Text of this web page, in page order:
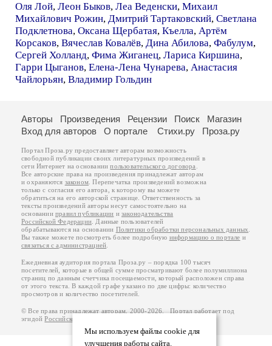
Оля Лой, Леон Быков, Леа Веденски, Михаил
Михайлович Рожин, Дмитрий Тартаковский, Светлана
Подклетнова, Оксана Щербатая, Къелла, Артём
Корсаков, Вячеслав Ковалёв, Дина Абилова, Фабулум,
Сергей Холланд, Фима Жиганец, Лариса Киршина,
Гарри Цыганов, Елена-Лена Чунарева, Анастасия
Чайлорьян, Владимир Гольдин
Мы используем файлы cookie для
улучшения работы сайта.
Авторы Произведения Рецензии Поиск
Магазин
Вход для авторов
О портале Стихи.ру Проза.ру
Портал Проза.ру предоставляет авторам возможность
свободной публикации своих литературных произведений в
сети Интернет на основаниипользовательского договора
Все авторские права на произведения принадлежат авторам
и охраняются законом . Перепечатка произведений возможна
только с согласия его автора, к которому вы можете
обратиться на его авторской странице. Ответственность за
тексты произведений авторы несут самостоятельно на
основанииправил публикации изаконодательства
Российской Федерации . Данные пользователей
обрабатываются на основании Политики обработки персональных данных
Вы также можете посмотреть более подробную информацию о портале и
связаться с администрацией
Ежедневная аудитория портала Проза.ру – порядка 100 тысяч
посетителей, которые в общей сумме просматривают более полумиллиона
страниц по данным счетчика посещаемости, который расположен справа
от этого текста. В каждой графе указано по две цифры: количество
просмотров и количество посетителей.
© Все права принадлежат авторам, 2000-2026. Портал работает под
эгидойРоссийского союза писателей